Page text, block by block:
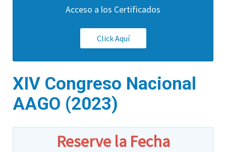
Acceso a los Certificados
Click Aquí
XIV Congreso Nacional
AAGO (2023)
Reserve la Fecha